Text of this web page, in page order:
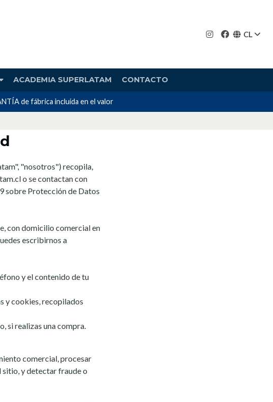
CL
ACADEMIA SUPERLATAM CONTACTO
de fábrica incluída en el valor
"nosotros") recopila,
o se contactan con
sobre Protección de Datos
con domicilio comercial en
escribirnos a
y el contenido de tu
y cookies, recopilados
si realizas una compra.
comercial, procesar
sitio, y detectar fraude o